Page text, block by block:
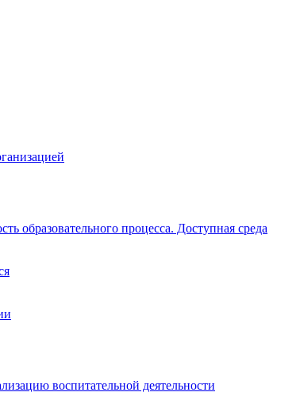
образовательного процесса. Доступная среда
воспитательной деятельности